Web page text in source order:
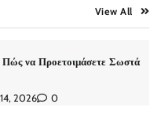
View All
να Προετοιμάσετε Σωστά
2026 0